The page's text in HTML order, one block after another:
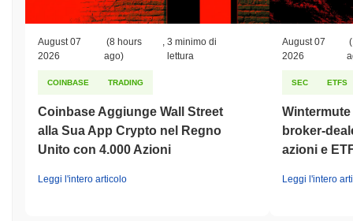
August 07
2026
(8 hours
ago)
,3 minimo di
lettura
COINBASE TRADING
Coinbase Aggiunge Wall Street
alla Sua App Crypto nel Regno
Unito con 4.000 Azioni
Leggi l'intero articolo
August 07
2026
SEC ETFS
broker-
azioni e
Leggi l'intero